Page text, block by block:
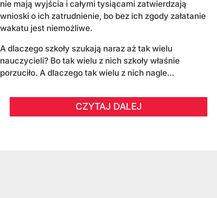
nie mają wyjścia i całymi tysiącami zatwierdzają
wnioski o ich zatrudnienie, bo bez ich zgody załatanie
wakatu jest niemożliwe.
A dlaczego szkoły szukają naraz aż tak wielu
nauczycieli? Bo tak wielu z nich szkoły właśnie
porzuciło. A dlaczego tak wielu z nich nagle...
CZYTAJ DALEJ